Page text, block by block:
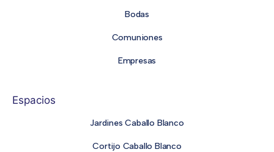
Bodas
Comuniones
Empresas
Espacios
Jardines Caballo Blanco
Cortijo Caballo Blanco